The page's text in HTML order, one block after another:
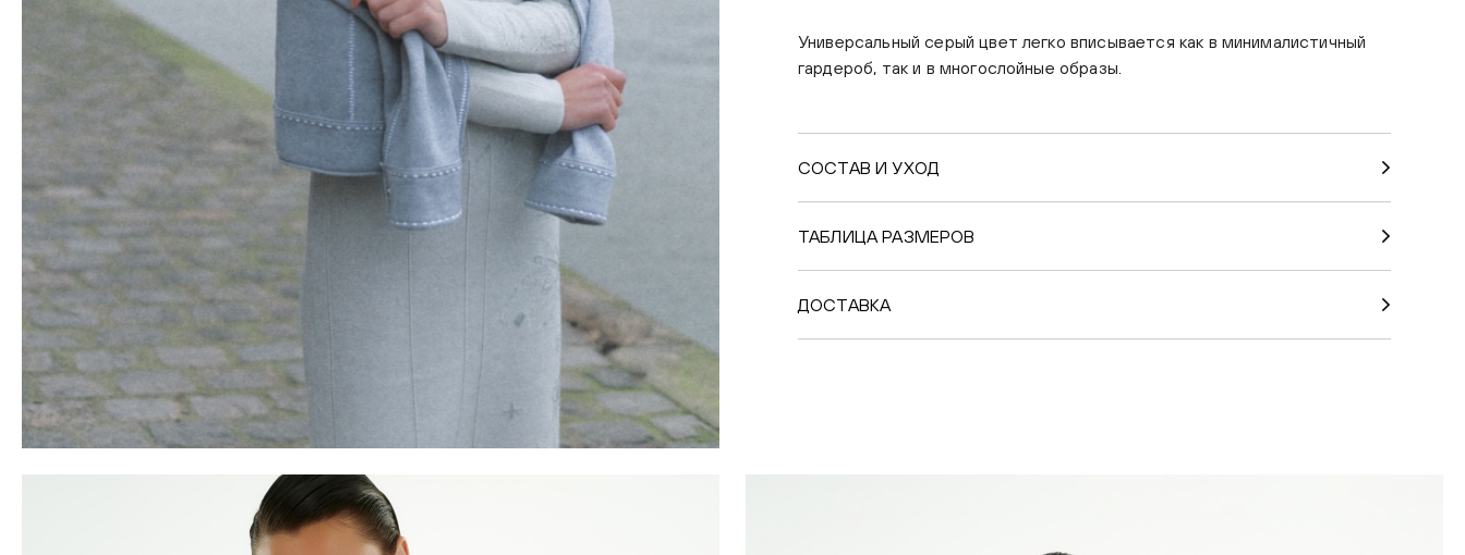
Универсальный серый цвет легко вписывается как в минималистичный
гардероб, так и в многослойные образы.
СОСТАВ И УХОД
ТАБЛИЦА РАЗМЕРОВ
ДОСТАВКА